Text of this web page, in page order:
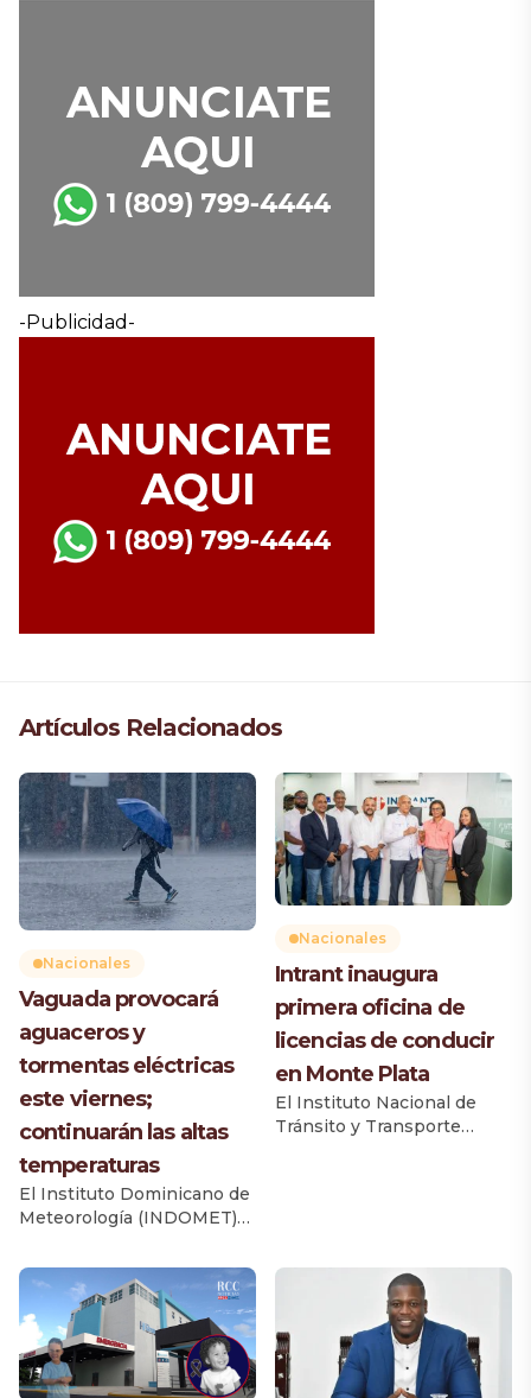
-Publicidad-
Artículos Relacionados
Nacionales
Vaguada provocará
aguaceros y
tormentas eléctricas
este viernes;
continuarán las altas
temperaturas
El Instituto Dominicano de
Meteorología (INDOMET)
provocará un incremento
de las lluvias durante la
tarde y primeras horas de la
noche de este viernes, con
aguaceros de diferentes
intensidades, tormentas
Nacionales
Intrant inaugura
primera oficina de
licencias de conducir
en Monte Plata
El Instituto Nacional de
Tránsito y Transporte
de manera directa a 52,792
ciudadanos, según el
Informe del Parque
Vehicular 2025 de la
Dirección General de
Impuestos Internos (DGII).